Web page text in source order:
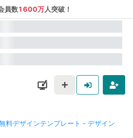
員数1600万人突破！
料デザインテンプレート - デザイン